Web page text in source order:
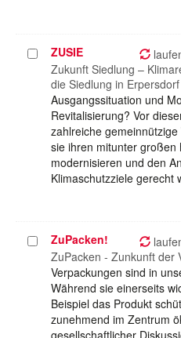
Projekt
auswählen
ZUSIE
Zukunft Siedlung –
die Siedlung in
Ausgangssituation und
Revitalisierung? Vor
zahlreiche
sie ihren mitunter großen
modernisieren und den
Klimaschutzziele
Projekt
auswählen
ZuPacken!
ZuPacken - Zunkunft der
Verpackungen sind in
Während sie einerseits
Beispiel das Produkt
zunehmend im Zentrum